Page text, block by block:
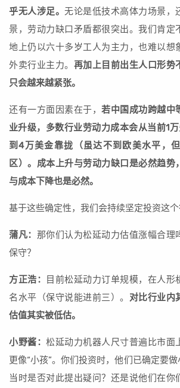
乎无人涉足。 无论是低技术高体力场景，
景，劳动力缺口矛盾都很突出。我们肯定
地上仍以六十多岁工人为主力，也难以想
外卖行业主力。 再加上目前出生人口形势
只会越来越紧张。
还有一方面因素在于， 若中国成功跨越中
业升级，多数行业劳动力成本会从当前1
到4万美金靠拢（虽达不到欧美水平，
区）。成本上升与劳动力缺口是必然趋势
与成本下降也是必然。
基于这些确定性，我们会持续坚定投资这个
蒲凡： 那你们认为松延动力估值涨幅合理
保守？
方正浩：
目前松延动力订单规模，在人形
名水平（保守说能进前三）。 对比行业内
估值其实被低估。
小野酱： 松延动力机器人尺寸普遍比市面
更像“小孩”。你们投资时，他们已确定要做
当时是否对此提出疑问？还是说他们在你